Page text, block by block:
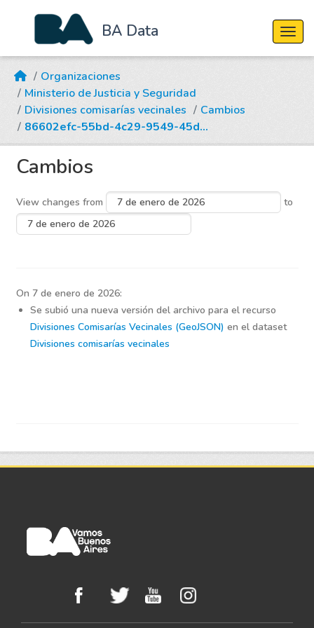
Skip to main content
BA Data
Organizaciones
Ministerio de Justicia y Seguridad
Divisiones comisarías vecinales
Cambios
86602efc-55bd-4c29-9549-45d...
Cambios
View changes from to
On 7 de enero de 2026:
Se subió una nueva versión del archivo para el recurso
Divisiones Comisarías Vecinales (GeoJSON) en el dataset
Divisiones comisarías vecinales